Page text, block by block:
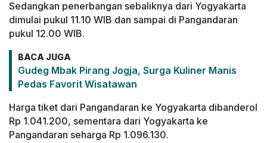
Sedangkan penerbangan sebaliknya dari Yogyakarta
dimulai pukul 11.10 WIB dan sampai di Pangandaran
pukul 12.00 WIB.
BACA JUGA
Gudeg Mbak Pirang Jogja, Surga Kuliner Manis
Pedas Favorit Wisatawan
Harga tiket dari Pangandaran ke Yogyakarta dibanderol
Rp 1.041.200, sementara dari Yogyakarta ke
Pangandaran seharga Rp 1.096.130.